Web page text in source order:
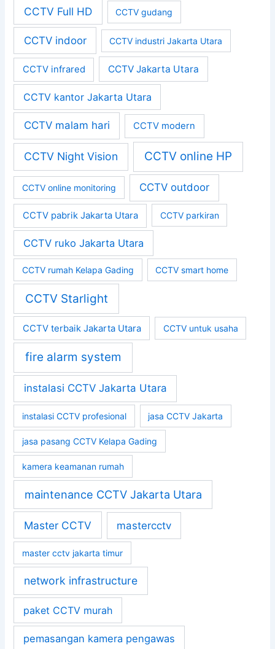
CCTV Full HD CCTV gudang
CCTV indoor CCTV industri Jakarta Utara
CCTV infrared CCTV Jakarta Utara
CCTV kantor Jakarta Utara
CCTV malam hari CCTV modern
CCTV Night Vision CCTV online HP
CCTV online monitoring CCTV outdoor
CCTV pabrik Jakarta Utara CCTV parkiran
CCTV ruko Jakarta Utara
CCTV rumah Kelapa Gading CCTV smart home
CCTV Starlight
CCTV terbaik Jakarta Utara CCTV untuk usaha
fire alarm system
instalasi CCTV Jakarta Utara
instalasi CCTV profesional jasa CCTV Jakarta
jasa pasang CCTV Kelapa Gading
kamera keamanan rumah
maintenance CCTV Jakarta Utara
Master CCTV mastercctv
master cctv jakarta timur
network infrastructure
paket CCTV murah
pemasangan kamera pengawas